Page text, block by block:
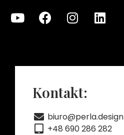
Kontakt:
biuro@perla.design
+48 690 286 282